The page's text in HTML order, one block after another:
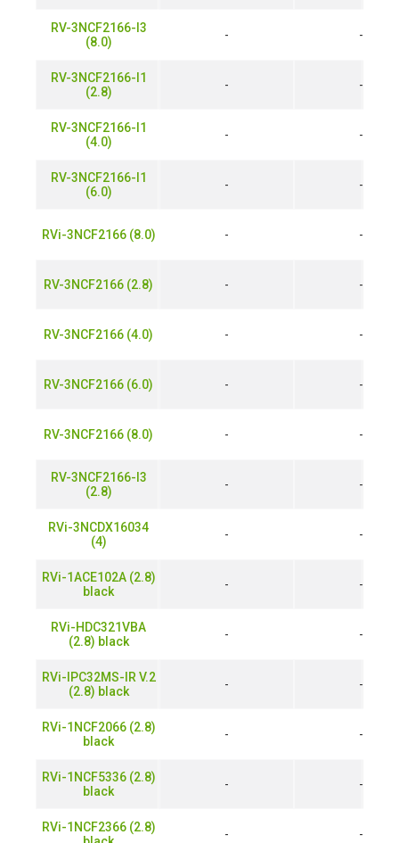
RV-3NCF2166-I3
(8.0)
RV-3NCF2166-I1
(2.8)
RV-3NCF2166-I1
(4.0)
RV-3NCF2166-I1
(6.0)
RVi-3NCF2166 (8.0)
RV-3NCF2166 (2.8)
RV-3NCF2166 (4.0)
RV-3NCF2166 (6.0)
RV-3NCF2166 (8.0)
RV-3NCF2166-I3
(2.8)
RVi-3NCDX16034
(4)
RVi-1ACE102A (2.8)
black
RVi-HDC321VBA
(2.8) black
RVi-IPC32MS-IR V.2
(2.8) black
RVi-1NCF2066 (2.8)
black
RVi-1NCF5336 (2.8)
black
RVi-1NCF2366 (2.8)
- -
- -
- -
- -
- -
- -
- -
- -
- -
- -
- -
- -
- -
- -
- -
- -
- -